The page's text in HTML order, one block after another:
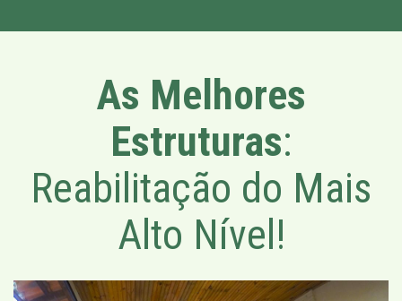
As Melhores
Estruturas:
Reabilitação do Mais
Alto Nível!